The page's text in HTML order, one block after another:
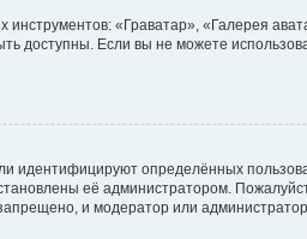
«Граватар», «Галерея
доступны. Если вы не можете
определённых
её администратором.
и модератор или